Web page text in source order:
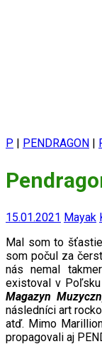
P | PENDRAGON |
15.01.2021 Mayak
Mal som to
som počul za
nás nemal
existoval v
Magazyn
následníci art
atď. Mimo
propagovali aj